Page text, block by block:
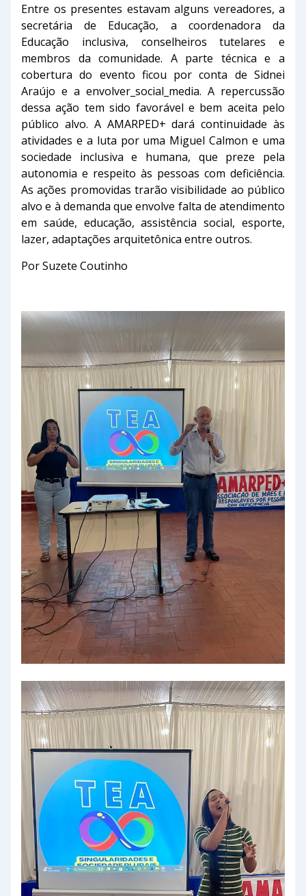
Entre os presentes estavam alguns vereadores, a
secretária de Educação, a coordenadora da
Educação inclusiva, conselheiros tutelares e
membros da comunidade. A parte técnica e a
cobertura do evento ficou por conta de Sidnei
Araújo e a envolver_social_media. A repercussão
dessa ação tem sido favorável e bem aceita pelo
público alvo. A AMARPED+ dará continuidade às
atividades e a luta por uma Miguel Calmon e uma
sociedade inclusiva e humana, que preze pela
autonomia e respeito às pessoas com deficiência.
As ações promovidas trarão visibilidade ao público
alvo e à demanda que envolve falta de atendimento
em saúde, educação, assistência social, esporte,
lazer, adaptações arquitetônica entre outros.
Por Suzete Coutinho